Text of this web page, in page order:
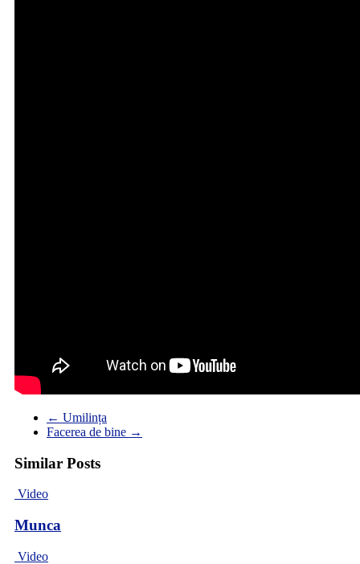
← Umilința
Facerea de bine →
Similar Posts
Video
Munca
Video